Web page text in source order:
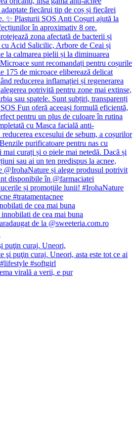
de cea mai buna
puţin curaj. Uneori,
virală a verii, e pur